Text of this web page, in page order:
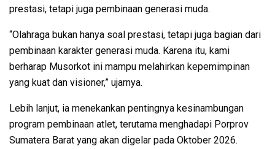
prestasi, tetapi juga pembinaan generasi muda.
“Olahraga bukan hanya soal prestasi, tetapi juga bagian dari
pembinaan karakter generasi muda. Karena itu, kami
berharap Musorkot ini mampu melahirkan kepemimpinan
yang kuat dan visioner,” ujarnya.
Lebih lanjut, ia menekankan pentingnya kesinambungan
program pembinaan atlet, terutama menghadapi Porprov
Sumatera Barat yang akan digelar pada Oktober 2026.